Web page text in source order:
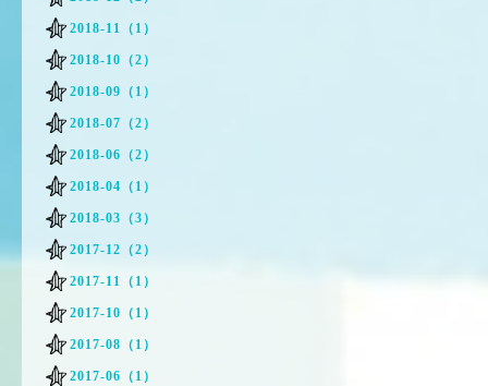
2018-11（1）
2018-10（2）
2018-09（1）
2018-07（2）
2018-06（2）
2018-04（1）
2018-03（3）
2017-12（2）
2017-11（1）
2017-10（1）
2017-08（1）
2017-06（1）